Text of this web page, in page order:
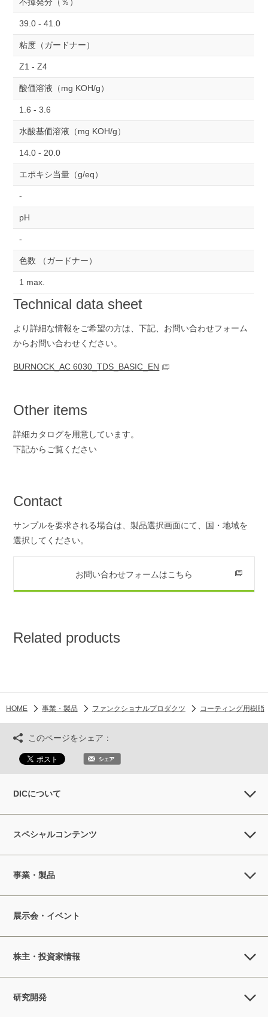
39.0 - 41.0
粘度（ガードナー）
Z1 - Z4
酸価溶液（mg KOH/g）
1.6 - 3.6
水酸基価溶液（mg KOH/g）
14.0 - 20.0
エポキシ当量（g/eq）
-
pH
-
色数 （ガードナー）
1 max.
Technical data sheet
より詳細な情報をご希望の方は、下記、お問い合わせフォーム
からお問い合わせください。
BURNOCK_AC 6030_TDS_BASIC_EN
Other items
詳細カタログを用意しています。
下記からご覧ください
Contact
サンプルを要求される場合は、製品選択画面にて、国・地域を
選択してください。
お問い合わせフォームはこちら
Related products
HOME 事業・製品 ファンクショナルプロダクツ コーティング用樹脂
このページをシェア：
DICについて
スペシャルコンテンツ
事業・製品
展示会・イベント
株主・投資家情報
研究開発